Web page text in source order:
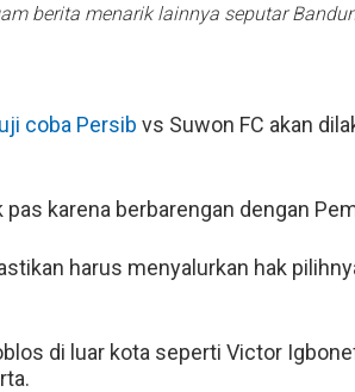
berita menarik lainnya seputar
uji coba Persib vs Suwon FC akan
karena berbarengan dengan
harus menyalurkan hak
di luar kota seperti Victor